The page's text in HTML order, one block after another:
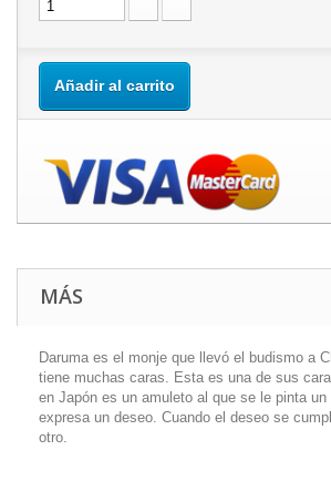
Añadir al carrito
MÁS
Daruma es el monje que llevó el budismo a
tiene muchas caras. Esta es una de sus
en Japón es un amuleto al que se le pinta
expresa un deseo. Cuando el deseo se
otro.